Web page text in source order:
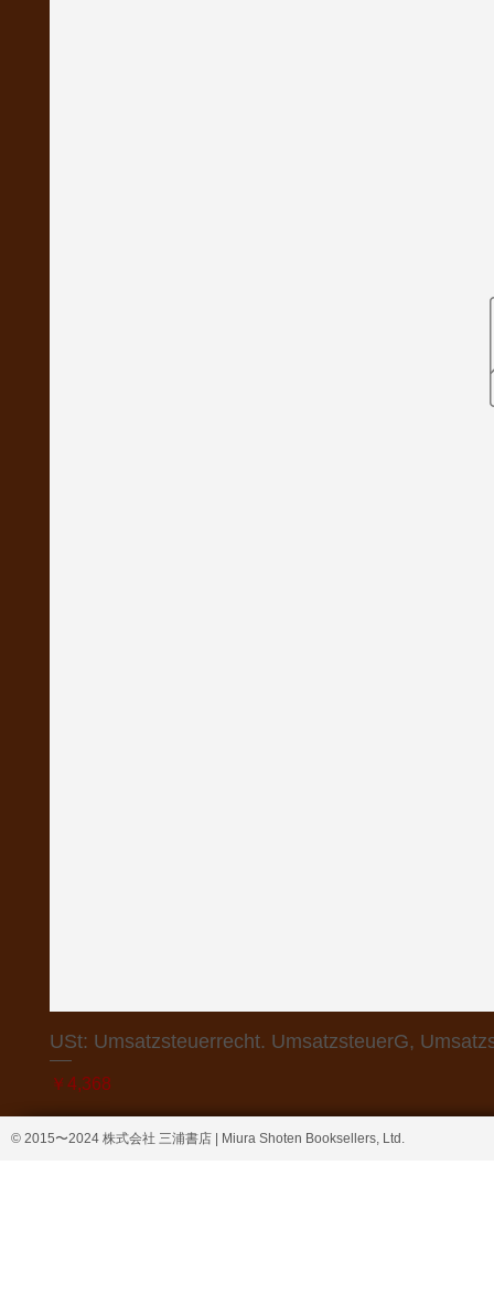
USt: Umsatzsteuerrecht. UmsatzsteuerG,
価格
￥4,368
© 2015〜2024 株式会社 三浦書店 | Miura Shoten Booksellers, Ltd.